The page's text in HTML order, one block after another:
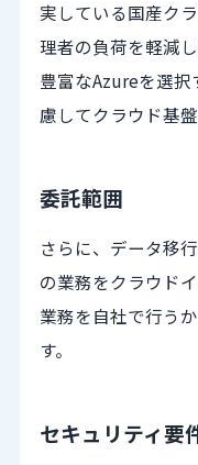
実している国産ク
理者の負荷を軽減
豊富なAzureを選
慮してクラウド基
委託範囲
さらに、データ移
の業務をクラウド
業務を自社で行う
す。
セキュリティ要